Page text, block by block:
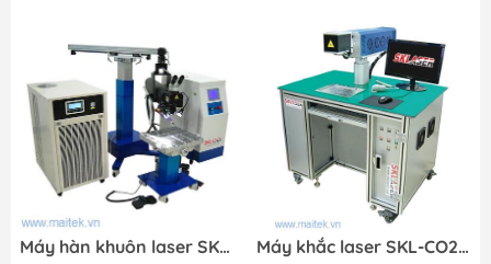
Máy hàn khuôn laser SKL-MW220W/400W
Máy khắc laser SKL-CO2 30W